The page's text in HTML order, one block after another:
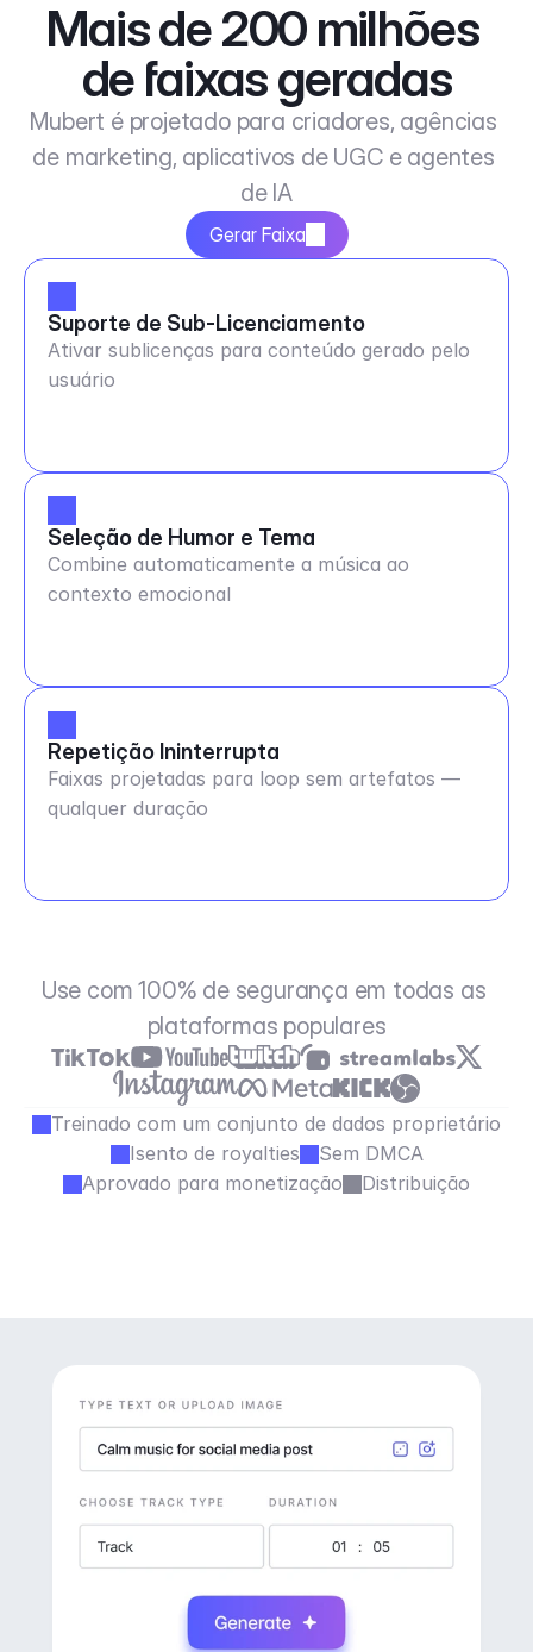
Mais de 200 milhões
de faixas geradas
Mubert é projetado para criadores, agências
de marketing, aplicativos de UGC e agentes
de IA
Gerar Faixa
Suporte de Sub-Licenciamento
Ativar sublicenças para conteúdo gerado pelo
usuário
Seleção de Humor e Tema
Combine automaticamente a música ao
contexto emocional
Repetição Ininterrupta
Faixas projetadas para loop sem artefatos —
qualquer duração
Use com 100% de segurança em todas as
plataformas populares
Treinado com um conjunto de dados proprietário
Isento de royalties
Sem DMCA
Aprovado para monetização
Distribuição